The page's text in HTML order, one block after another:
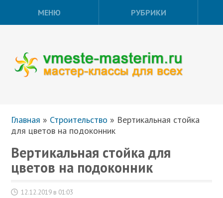
МЕНЮ РУБРИКИ
Главная » Строительство » Вертикальная стойка
для цветов на подоконник
Вертикальная стойка для
цветов на подоконник
12.12.2019 в 01:03